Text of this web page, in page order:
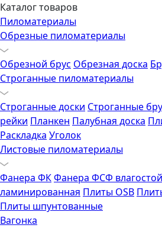
Каталог товаров
Пиломатериалы
Обрезные пиломатериалы
Обрезной брус Обрезная доска
Строганные пиломатериалы
Строганные доски Строганные
рейки Планкен Палубная доска
Раскладка Уголок
Листовые пиломатериалы
Фанера ФКФанера ФСФ
ламинированная Плиты OSB
Плиты шпунтованные
Вагонка